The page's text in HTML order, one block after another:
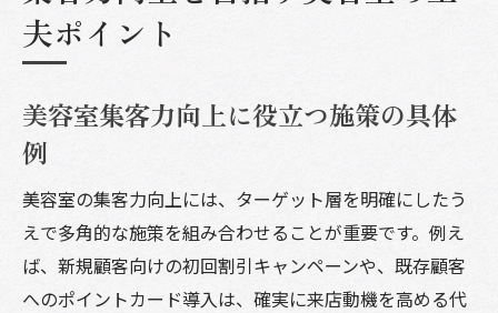
夫ポイント
美容室集客力向上に役立つ施策の具体
例
美容室の集客力向上には、ターゲット層を明確にしたう
えで多角的な施策を組み合わせることが重要です。例え
ば、新規顧客向けの初回割引キャンペーンや、既存顧客
へのポイントカード導入は、確実に来店動機を高める代